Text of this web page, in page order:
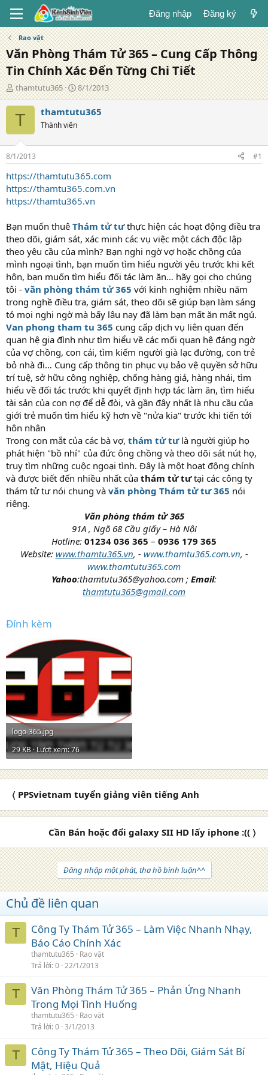
Đăng nhập Đăng ký
Rao vặt
Văn Phòng Thám Tử 365 – Cung Cấp Thông
Tin Chính Xác Đến Từng Chi Tiết
T
á
c
ả
thamtutu365
N
g
à
g
8/1/2013
T thamtutu365
Thành viên
8/1/2013 #1
https://thamtutu365.com
https://thamtu365.com.vn
https://thamtu365.vn
Bạn muốn thuê Thám tử tưthực hiện các hoạt động điều tra
theo dõi, giám sát, xác minh các vụ việc một cách độc lập
theo yêu cầu của mình? Bạn nghi ngờ vợ hoặc chồng của
mình ngoại tình, bạn muốn tìm hiểu người yêu trước khi kết
hôn, bạn muốn tìm hiểu đối tác làm ăn… hãy gọi cho chúng
tôi - văn phòng thám tử 365 với kinh nghiệm nhiều năm
trong nghề điều tra, giám sát, theo dõi sẽ giúp bạn làm sáng
tỏ mọi nghi ngờ mà bấy lâu nay đã làm bạn mất ăn mất ngủ.
Van phong tham tu 365 cung cấp dịch vụ liên quan đến
quan hệ gia đình như tìm hiểu về các mối quan hệ đáng ngờ
của vợ chồng, con cái, tìm kiếm người già lạc đường, con trẻ
bỏ nhà đi… Cung cấp thông tin phục vụ bảo vệ quyền sở hữu
trí tuệ, sở hữu công nghiệp, chống hàng giả, hàng nhái, tìm
hiểu về đối tác trước khi quyết định hợp tác làm ăn, tìm hiểu
tài sản của con nợ để dễ đòi, và gần đây nhất là nhu cầu của
giới trẻ muốn tìm hiểu kỹ hơn về "nửa kia" trước khi tiến tới
hôn nhân
Trong con mắt của các bà vợ, thám tử tưlà người giúp họ
phát hiện "bồ nhí" của đức ông chồng và theo dõi sát nút họ,
truy tìm những cuộc ngoại tình. Đây là một hoạt động chính
và được biết đến nhiều nhất của thám tử tưtại các công ty
thám tử tư nói chung và văn phòng Thám tử tư 365 nói
riêng.
Văn phòng thám tử 365
91A , Ngõ 68 Cầu giấy – Hà Nội
Hotline: 01234 036 365 – 0936 179 365
Website: www.thamtu365.vn, - www.thamtu365.com.vn, -
www.thamtutu365.com
Yahoo:thamtutu365@yahoo.com ; Email:
thamtutu365@gmail.com
Đính kèm
logo-365.jpg
29 KB · Lượt xem: 76
〈 PPSvietnam tuyển giảng viên tiếng Anh
Cần Bán hoặc đổi galaxy SII HD lấy iphone :(( 〉
Đăng nhập một phát, tha hồ bình luận^^
Chủ đề liên quan
T
Công Ty Thám Tử 365 – Làm Việc Nhanh Nhạy,
Báo Cáo Chính Xác
thamtutu365
Rao vặt
Trả lời 0 22/1/2013
T
Văn Phòng Thám Tử 365 – Phản Ứng Nhanh
Trong Mọi Tình Huống
thamtutu365
Rao vặt
Trả lời 0 3/1/2013
T
Công Ty Thám Tử 365 – Theo Dõi, Giám Sát Bí
Mật, Hiệu Quả